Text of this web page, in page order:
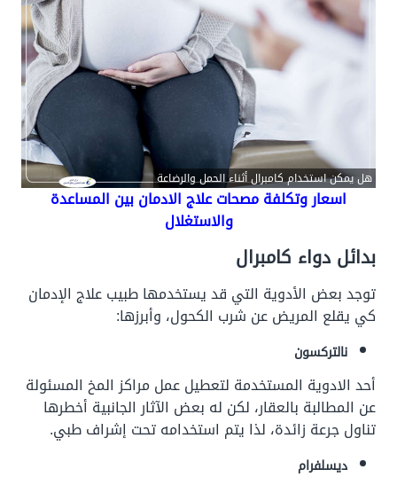
هل يمكن استخدام كامبرال أثناء الحمل والرضاعة
اسعار وتكلفة مصحات علاج الادمان بين المساعدة
والاستغلال
بدائل دواء كامبرال
توجد بعض الأدوية التي قد يستخدمها طبيب علاج الإدمان
كي يقلع المريض عن شرب الكحول، وأبرزها:
نالتركسون
أحد الادوية المستخدمة لتعطيل عمل مراكز المخ المسئولة
عن المطالبة بالعقار، لكن له بعض الآثار الجانبية أخطرها
تناول جرعة زائدة، لذا يتم استخدامه تحت إشراف طبي.
ديسلفرام